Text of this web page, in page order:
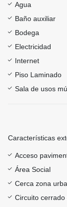
Agua
Baño auxiliar
Bodega
Electricidad
Internet
Piso Laminado
Sala de usos
Características
Acceso
Área Social
Cerca zona
Circuito cerrado